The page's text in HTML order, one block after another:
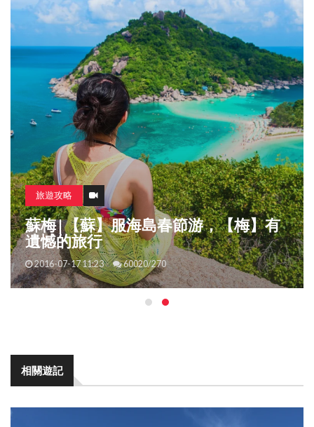
旅遊攻略
皇城根兒下有句話：哪兒涼快哪兒待著
去！
2019-08-27 22:25 238/15
相關遊記